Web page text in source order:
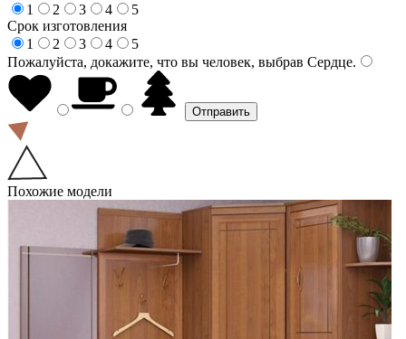
1
2 3 4
5
Срок изготовления
1
2 3 4
5
Пожалуйста, докажите, что вы человек, выбрав Сердце.
Похожие модели